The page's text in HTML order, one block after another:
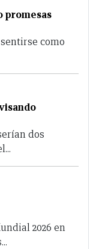
promesas
como
dos
2026 en